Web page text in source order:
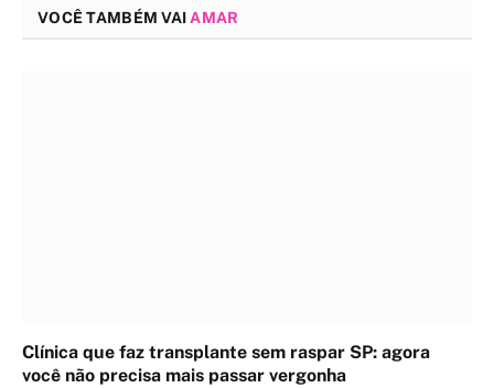
VOCÊ TAMBÉM VAI AMAR
Clínica que faz transplante sem raspar SP: agora
você não precisa mais passar vergonha